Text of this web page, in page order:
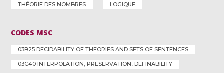
THÉORIE DES NOMBRES LOGIQUE
CODES MSC
03B25 DECIDABILITY OF THEORIES AND SETS OF SENTENCES
03C40 INTERPOLATION, PRESERVATION, DEFINABILITY